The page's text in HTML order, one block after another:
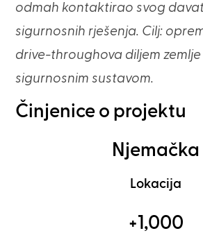
odmah kontaktirao svog
sigurnosnih rješenja. Cilj:
drive-throughova diljem
sigurnosnim sustavom.
Činjenice o projektu
Njemačka
Lokacija
+1,000